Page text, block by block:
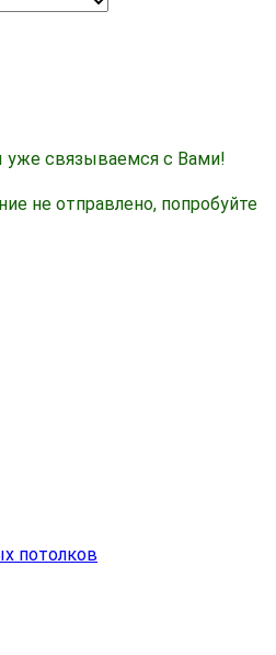
связываемся с Вами!
не отправлено, попробуйте
потолков